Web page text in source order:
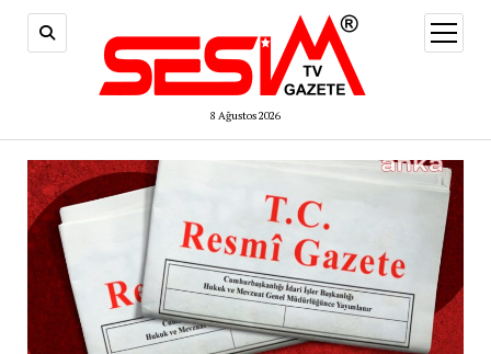
8 Ağustos 2026
aç